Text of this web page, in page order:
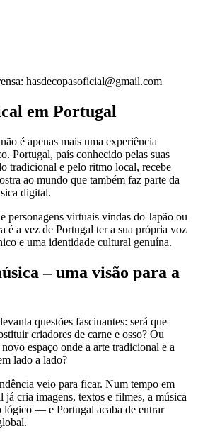
hasdecopasoficial@gmail.com
em Portugal
é apenas mais uma experiência
Portugal, país conhecido pelas suas
tradicional e pelo ritmo local, recebe
ao mundo que também faz parte da
digital.
personagens virtuais vindas do Japão ou
é a vez de Portugal ter a sua própria voz
e uma identidade cultural genuína.
– uma visão para a
levanta questões fascinantes: será que
criadores de carne e osso? Ou
espaço onde a arte tradicional e a
lado a lado?
veio para ficar. Num tempo em
cria imagens, textos e filmes, a música
lógico — e Portugal acaba de entrar